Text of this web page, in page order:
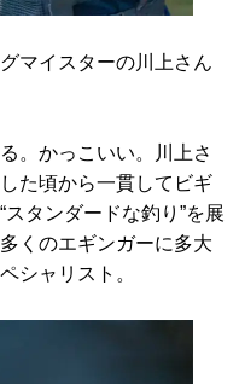
マイスターの川上さん
。かっこいい。川上さ
た頃から一貫してビギ
タンダードな釣り”を展
くのエギンガーに多大
シャリスト。